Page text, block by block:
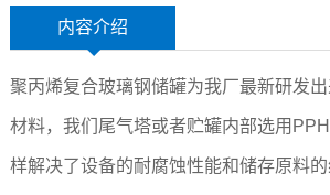
内容介绍
聚丙烯复合玻璃钢储罐为我厂最新研发
材料，我们尾气塔或者贮罐内部选用
样解决了设备的耐腐蚀性能和储存原料的